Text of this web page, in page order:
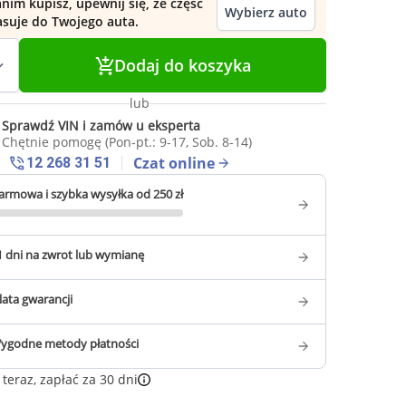
do Twojego auta.
Wybierz auto
Dodaj do koszyka
lub
Sprawdź VIN i zamów u eksperta
Chętnie pomogę (Pon-pt.: 9-17, Sob. 8-14)
12 268 31 51
Czat online
i szybka wysyłka od 250 zł
dni na zwrot lub wymianę
gwarancji
metody płatności
zapłać za 30 dni